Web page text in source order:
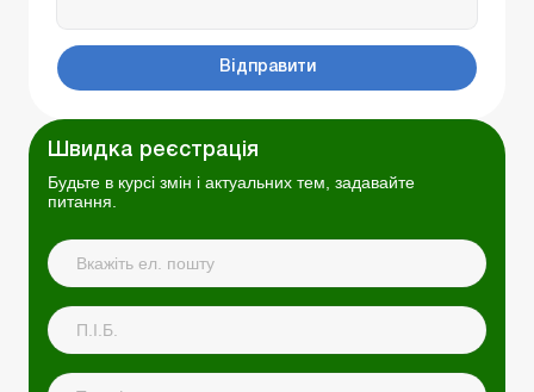
Відправити
Швидка реєстрація
Будьте в курсі змін і актуальних тем, задавайте
питання.